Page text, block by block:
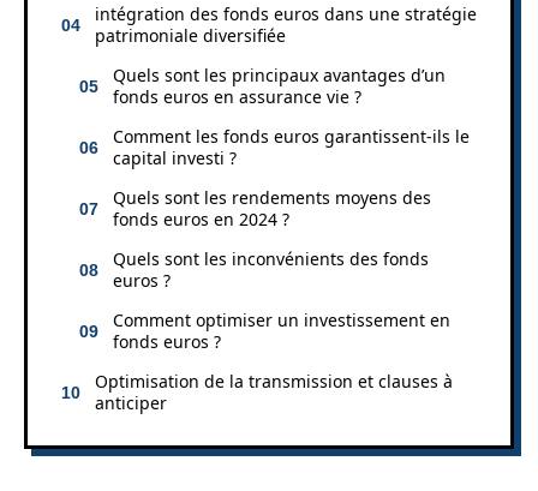
intégration des fonds euros dans une stratégie
patrimoniale diversifiée
Quels sont les principaux avantages d’un
fonds euros en assurance vie ?
Comment les fonds euros garantissent-ils le
capital investi ?
Quels sont les rendements moyens des
fonds euros en 2024 ?
Quels sont les inconvénients des fonds
euros ?
Comment optimiser un investissement en
fonds euros ?
Optimisation de la transmission et clauses à
anticiper